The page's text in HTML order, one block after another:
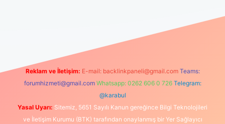
Reklam ve İletişim: E-mail: backlinkpaneli@gmail.com Teams:
forumhizmeti@gmail.com Whatsapp: 0262 606 0 726 Telegram:
@karabul
Yasal Uyarı: Sitemiz, 5651 Sayılı Kanun gereğince Bilgi Teknolojileri
ve İletişim Kurumu (BTK) tarafından onaylanmış bir Yer Sağlayıcı